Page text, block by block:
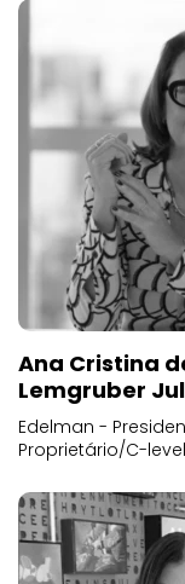
Ana Cristina
Lemgruber
Edelman -
Proprietário/C-level